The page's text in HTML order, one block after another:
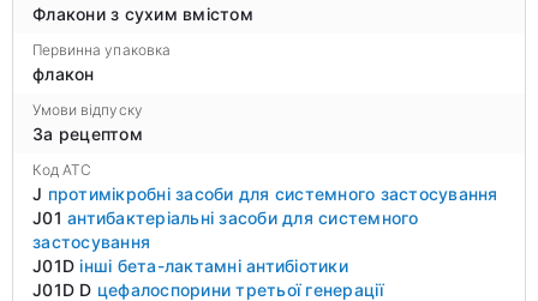
Флакони з сухим вмістом
Первинна упаковка
флакон
Умови відпуску
За рецептом
Код ATC
J протимікробні засоби для системного застосування
J01 антибактеріальні засоби для системного
застосування
J01D інші бета-лактамні антибіотики
J01D D цефалоспорини третьої генерації